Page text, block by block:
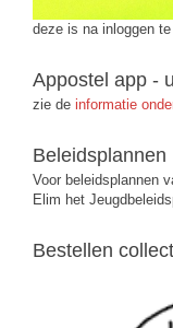
deze is na inloggen
Appostel app -
zie de informatie
Beleidsplannen
Voor beleidsplannen
Elim het
Bestellen